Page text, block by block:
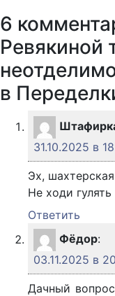
6
Ревякиной
в
31.10.2025 в
Эх,
Не ходи
Ответить
Фёдор:
03.11.2025 в
Дачный